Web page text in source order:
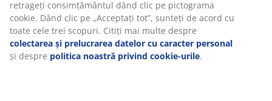
retrageți consimțământul dând clic pe pictograma
cookie. Dând clic pe „Acceptați tot”, sunteți de acord cu
toate cele trei scopuri. Citiți mai multe despre
colectarea și prelucrarea datelor cu caracter personal
și despre politica noastră privind cookie-urile.